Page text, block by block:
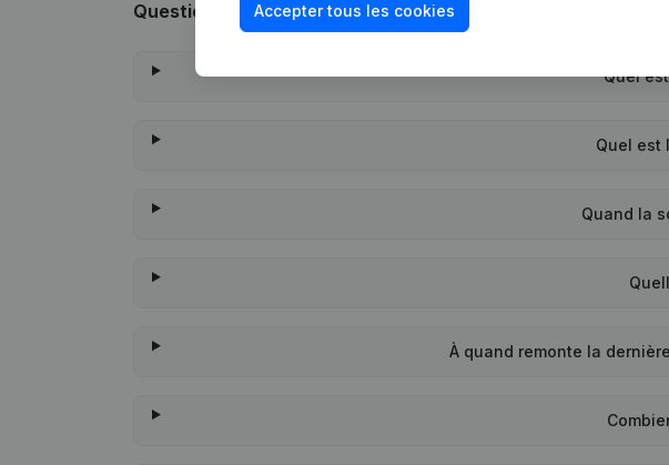
Questions fréquemment posées
Quel
Quel est
Quand la
À quand remonte la
Accepter tous les cookies